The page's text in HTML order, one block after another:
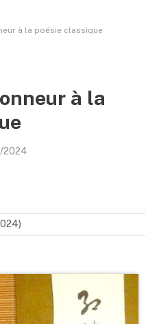
à la poésie classique
à la